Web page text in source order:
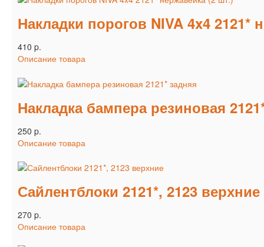
Накладки порогов NIVA 4x4 2121*
410 p.
Описание товара
Накладка бампера резиновая
250 p.
Описание товара
Сайлентблоки 2121*, 2123
270 p.
Описание товара